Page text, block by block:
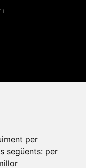
per
següents: per